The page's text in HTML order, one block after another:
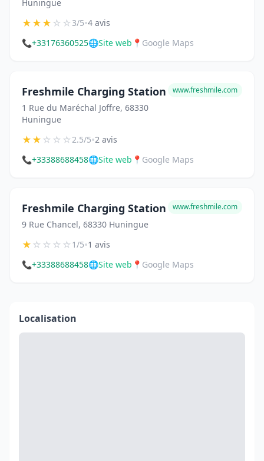
Huningue
★★★☆☆3/5•4 avis
📞+33176360525🌐Site web 📍 Google Maps
Freshmile Charging Station
1 Rue du Maréchal Joffre, 68330
Huningue
www.freshmile.com
★★☆☆☆2.5/5•2 avis
📞+33388688458🌐Site web 📍 Google Maps
Freshmile Charging Station
9 Rue Chancel, 68330 Huningue
www.freshmile.com
★☆☆☆☆1/5•1 avis
📞+33388688458🌐Site web 📍 Google Maps
Localisation